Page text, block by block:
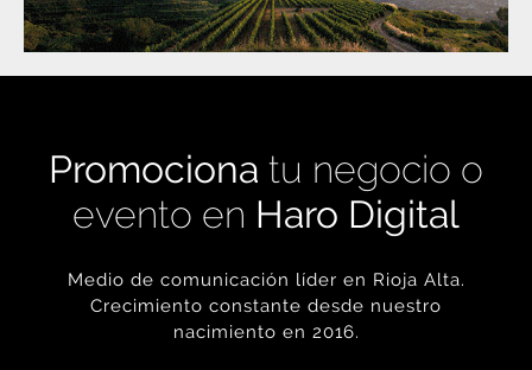
Promociona tu negocio o
evento en Haro Digital
Medio de comunicación líder en Rioja Alta.
Crecimiento constante desde nuestro
nacimiento en 2016.